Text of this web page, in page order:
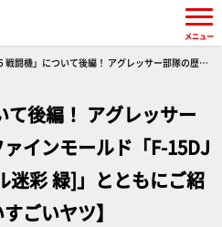
戦闘機」について後編！ アグレッサー部隊の歴史
て後編！ アグレッサー
インモールド「F-15DJ
迷彩 緑]」とともにご紹
ごいヤツ】
メニュー